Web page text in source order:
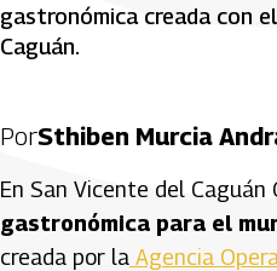
gastronómica creada con
Caguán.
PorSthiben Murcia
En San Vicente del
gastronómica para el
creada por la Agencia